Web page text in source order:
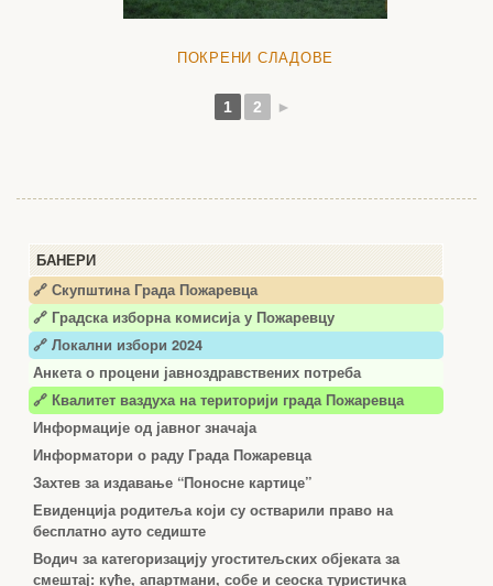
БАНЕРИ
🔗 Скупштина Града Пожаревца
🔗 Градска изборна комисија у Пожаревцу
🔗 Локални избори 2024
Анкета о процени јавноздравствених потреба
🔗 Квалитет ваздуха на територији града Пожаревца
Информације од јавног значаја
Информатори о раду Града Пожаревца
Захтев за издавање “Поносне картице”
Евиденција родитеља који су остварили право на
бесплатно ауто седиште
Водич за категоризацију угоститељских објеката за
смештај: куће, апартмани, собе и сеоска туристичка
ПОКРЕНИ СЛАДОВЕ
1 2 ►